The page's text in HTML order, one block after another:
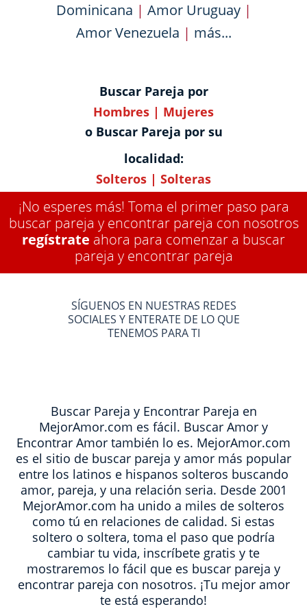
Dominicana | Amor Uruguay|
Amor Venezuela | más...
Buscar Pareja por
Hombres | Mujeres
o Buscar Pareja por su
localidad:
Solteros | Solteras
¡No esperes más! Toma el primer paso para
buscar pareja y encontrar pareja con nosotros
regístrate ahora para comenzar a buscar
pareja y encontrar pareja
SÍGUENOS EN NUESTRAS REDES
SOCIALES Y ENTERATE DE LO QUE
TENEMOS PARA TI
Buscar Pareja y Encontrar Pareja en
MejorAmor.com es fácil. Buscar Amor y
Encontrar Amor también lo es. MejorAmor.com
es el sitio de buscar pareja y amor más popular
entre los latinos e hispanos solteros buscando
amor, pareja, y una relación seria. Desde 2001
MejorAmor.com ha unido a miles de solteros
como tú en relaciones de calidad. Si estas
soltero o soltera, toma el paso que podría
cambiar tu vida, inscríbete gratis y te
mostraremos lo fácil que es buscar pareja y
encontrar pareja con nosotros. ¡Tu mejor amor
te está esperando!